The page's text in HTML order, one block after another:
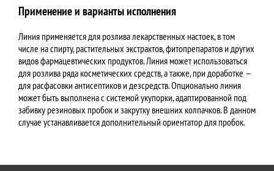
Применение и варианты исполнения
Линия применяется для розлива лекарственных настоек, в том
числе на спирту, растительных экстрактов, фитопрепаратов и других
видов фармацевтических продуктов. Линия может использоваться
для розлива ряда косметических средств, а также, при доработке —
для расфасовки антисептиков и дезсредств. Опционально линия
может быть выполнена с системой укупорки, адаптированной под
забивку резиновых пробок и закрутку внешних колпачков. В данном
случае устанавливается дополнительный ориентатор для пробок.